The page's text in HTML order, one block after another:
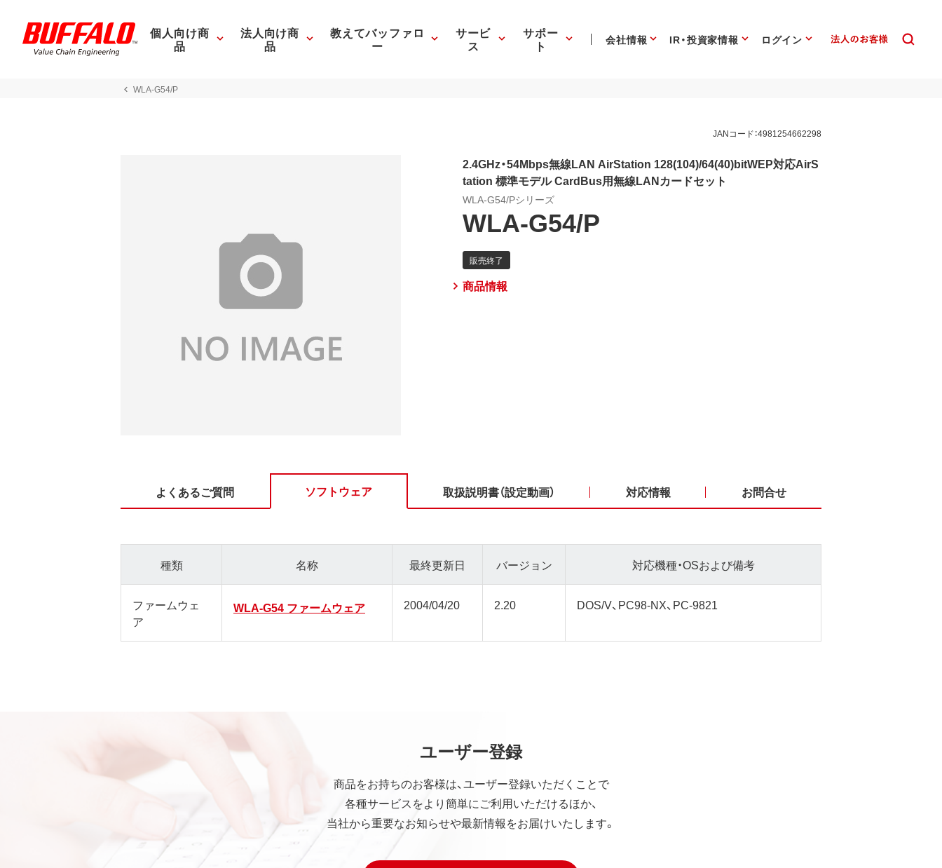
個人向け商
品
法人向け商
品
教えてバッファロ
ー
サービ
ス
サポー
ト 会社情報 IR・投資家情報 ログイン
WLA-G54/P
JANコード：4981254662298
2.4GHz・54Mbps無線LAN AirStation 128(104)/64(40)bitWEP対応AirS
tation 標準モデル CardBus用無線LANカードセット
WLA-G54/Pシリーズ
WLA-G54/P
商品情報
よくあるご質問 ソフトウェア 取扱説明書（設定動画） 対応情報 お問合せ
種類 名称 最終更新日 バージョン 対応機種・OSおよび備考
ファームウェ
ア
WLA-G54 ファームウェア 2004/04/20 2.20 DOS/V、PC98-NX、PC-9821
ユーザー登録
商品をお持ちのお客様は、ユーザー登録いただくことで
各種サービスをより簡単にご利用いただけるほか、
当社から重要なお知らせや最新情報をお届けいたします。